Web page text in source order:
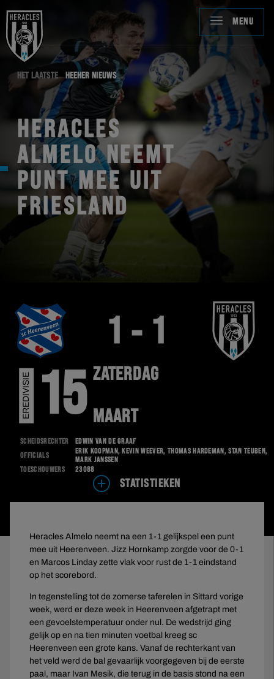
MENU
HET LAATSTE HEEHER NIEUWS
HERACLES
ALMELO NEEMT
PUNT MEE UIT
FRIESLAND
EREDIVISIE 15 ZATERDAG
MAART
1 - 1
Scheidsrechter
Edwin van de Graaf
Officials
Erik Koopman, Kevin Weever, Thomas Hardeman, Stan Teuben,
Mark Janssen
Toeschouwers
23088
STATISTIEKEN
Heracles Almelo neemt na een 1-1 gelijkspel een punt
mee uit Heerenveen. Jizz Hornkamp zorgde voor de 0-1
en Marcos Linday zette vlak voor rust de 1-1 eindstand
op het scorebord.
In tegenstelling tot de zomerse taferelen in Sittard vorige
week, werd er deze week in Heerenveen afgetrapt met
een gevoelstemperatuur onder nul. De wedstrijd ging
gelijk op en na tien minuten voetbal kreeg sc
Heerenveen een grote kans. Vanaf de rechterkant van
het veld werd de bal gevaarlijk voorgegeven bij de eerste
paal, maar Ivan Mesik, die terug in de basis stond na een